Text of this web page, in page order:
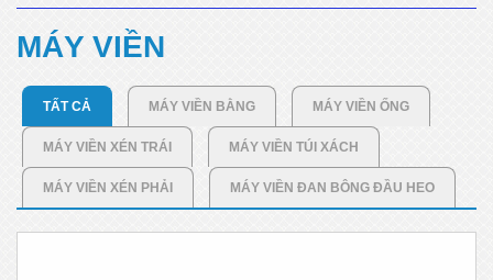
MÁY VIỀN
TẤT CẢ MÁY VIỀN BẰNG MÁY VIỀN ỐNG
MÁY VIỀN XÉN TRÁI MÁY VIỀN TÚI XÁCH
MÁY VIỀN XÉN PHẢI MÁY VIỀN ĐAN BÔNG ĐẦU HEO